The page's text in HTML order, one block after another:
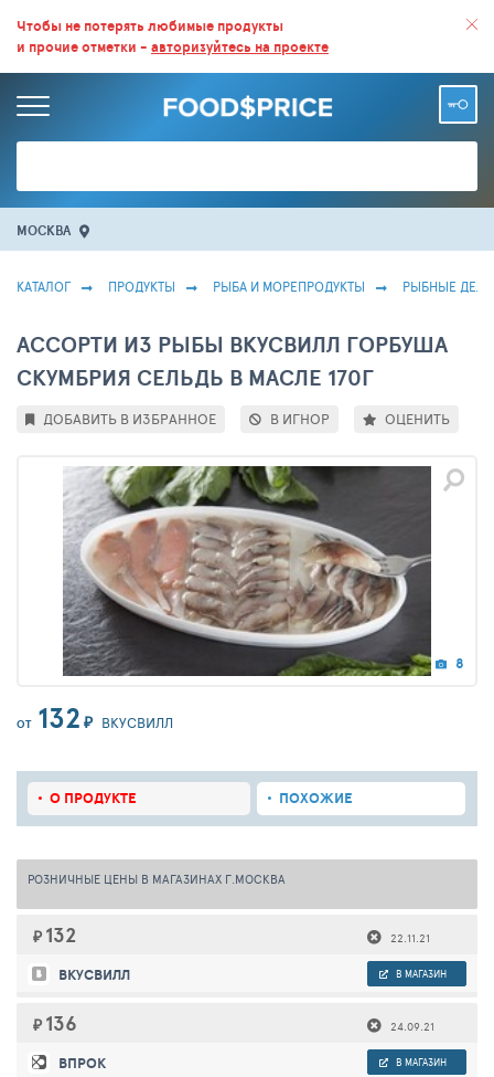
ВСЕ СКИДКИ И ВЫГОДНЫЕ ЦЕНЫ НА ПРОДУКТЫ В МАГАЗИНАХ.
БОЛЬШЕ 100 000 ТОВАРОВ. ЕЖЕДНЕВНОЕ ОБНОВЛЕНИЕ ЦЕН.
Чтобы не потерять любимые продукты
и прочие отметки - авторизуйтесь на проекте
МОСКВА
КАТАЛОГ ПРОДУКТЫ РЫБА И МОРЕПРОДУКТЫ РЫБНЫЕ
АССОРТИ ИЗ РЫБЫ ВКУСВИЛЛ ГОРБУША
СКУМБРИЯ СЕЛЬДЬ В МАСЛЕ 170Г
8
ОТ 132 ₽ ВКУСВИЛЛ
ДОБАВИТЬ В ИЗБРАННОЕ В ИГНОР ОЦЕНИТЬ
О ПРОДУКТЕ ПОХОЖИЕ
РОЗНИЧНЫЕ ЦЕНЫ В МАГАЗИНАХ Г.МОСКВА
₽ 132 22.11.21
ВКУСВИЛЛ В МАГАЗИН
₽ 136 24.09.21
ВПРОК В МАГАЗИН